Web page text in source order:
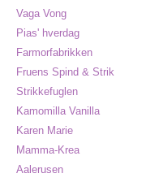
Vaga Vong
Pias' hverdag
Farmorfabrikken
Fruens Spind & Strik
Strikkefuglen
Kamomilla Vanilla
Karen Marie
Mamma-Krea
Aalerusen